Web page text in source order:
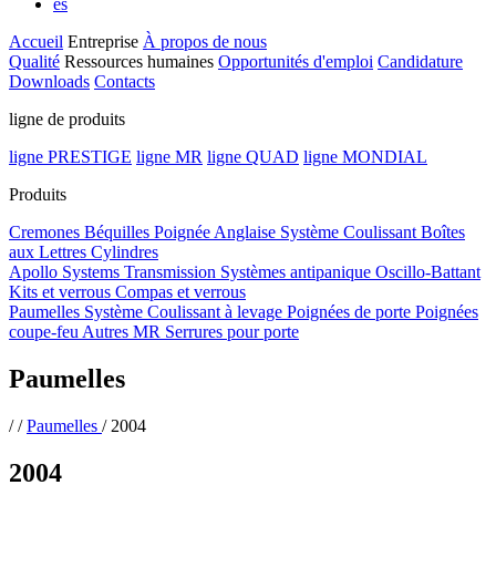
es
Accueil Entreprise À propos de nous
Qualité Ressources humaines Opportunités d'emploi Candidature
Downloads Contacts
ligne de produits
ligne PRESTIGE ligne MR ligne QUAD ligne MONDIAL
Produits
Cremones Béquilles Poignée Anglaise Système Coulissant Boîtes
aux Lettres Cylindres
Apollo Systems Transmission Systèmes antipanique Oscillo-Battant
Kits et verrous Compas et verrous
Paumelles Système Coulissant à levage Poignées de porte Poignées
coupe-feu Autres MR Serrures pour porte
Paumelles
//Paumelles / 2004
2004